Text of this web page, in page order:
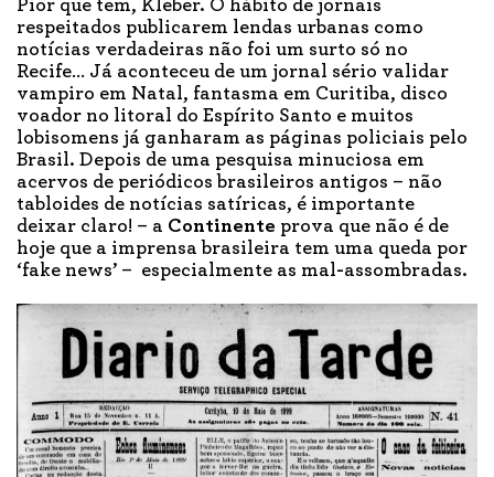
Pior que tem, Kleber. O hábito de jornais
respeitados publicarem lendas urbanas como
notícias verdadeiras não foi um surto só no
Recife… Já aconteceu de um jornal sério validar
vampiro em Natal, fantasma em Curitiba, disco
voador no litoral do Espírito Santo e muitos
lobisomens já ganharam as páginas policiais pelo
Brasil. Depois de uma pesquisa minuciosa em
acervos de periódicos brasileiros antigos – não
tabloides de notícias satíricas, é importante
deixar claro! – a Continente prova que não é de
hoje que a imprensa brasileira tem uma queda por
‘fake news’ – especialmente as mal-assombradas.